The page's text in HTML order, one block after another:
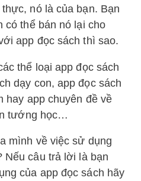
nó là của bạn. Bạn
có thể bán nó lại cho
app đọc sách thì sao.
thể loại app đọc sách
dạy con, app đọc sách
hay app chuyên đề về
tướng học…
mình về việc sử dụng
Nếu câu trả lời là bạn
của app đọc sách hãy